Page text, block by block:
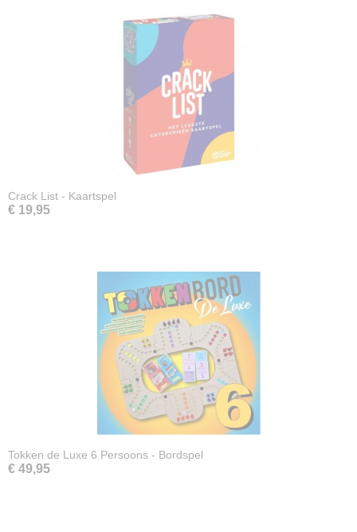
Crack List - Kaartspel
€ 19,95
Tokken de Luxe 6 Persoons - Bordspel
€ 49,95